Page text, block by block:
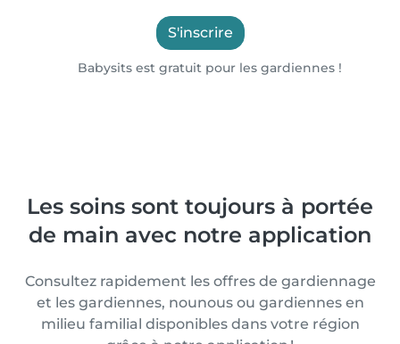
S'inscrire
Babysits est gratuit pour les gardiennes !
Les soins sont toujours à portée
de main avec notre application
Consultez rapidement les offres de gardiennage
et les gardiennes, nounous ou gardiennes en
milieu familial disponibles dans votre région